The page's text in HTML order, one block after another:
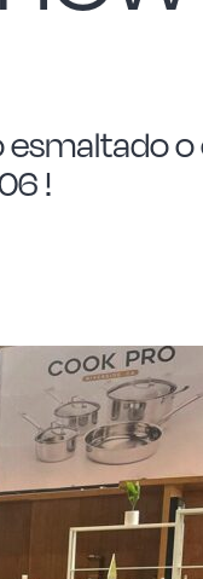
esmaltado
!